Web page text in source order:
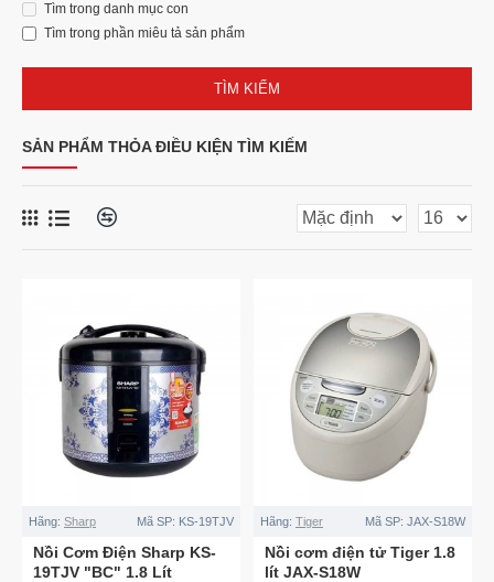
Tìm trong danh mục con
Tìm trong phần miêu tả sản phẩm
TÌM KIẾM
SẢN PHẨM THỎA ĐIỀU KIỆN TÌM KIẾM
Hãng: Sharp Mã SP: KS-19TJV
Nồi Cơm Điện Sharp KS-
19TJV "BC" 1.8 Lít
Hãng: Tiger Mã SP: JAX-S18W
Nồi cơm điện tử Tiger 1.8
lít JAX-S18W